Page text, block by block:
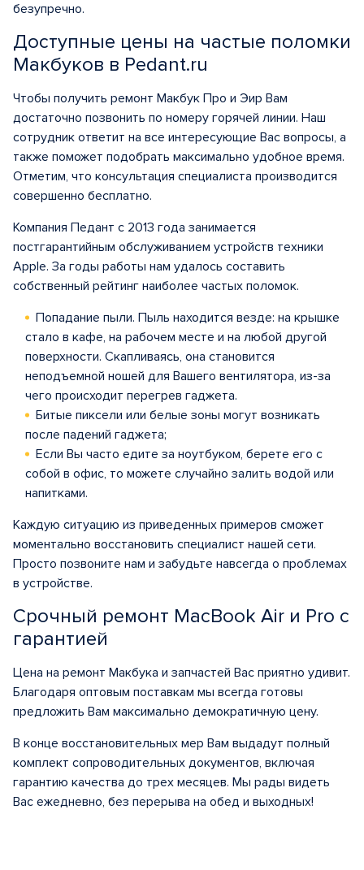
безупречно.
Доступные цены на частые поломки
Макбуков в Pedant.ru
Чтобы получить ремонт Макбук Про и Эир Вам
достаточно позвонить по номеру горячей линии. Наш
сотрудник ответит на все интересующие Вас вопросы, а
также поможет подобрать максимально удобное время.
Отметим, что консультация специалиста производится
совершенно бесплатно.
Компания Педант с 2013 года занимается
постгарантийным обслуживанием устройств техники
Apple. За годы работы нам удалось составить
собственный рейтинг наиболее частых поломок.
Попадание пыли. Пыль находится везде: на крышке
стало в кафе, на рабочем месте и на любой другой
поверхности. Скапливаясь, она становится
неподъемной ношей для Вашего вентилятора, из-за
чего происходит перегрев гаджета.
Битые пиксели или белые зоны могут возникать
после падений гаджета;
Если Вы часто едите за ноутбуком, берете его с
собой в офис, то можете случайно залить водой или
напитками.
Каждую ситуацию из приведенных примеров сможет
моментально восстановить специалист нашей сети.
Просто позвоните нам и забудьте навсегда о проблемах
в устройстве.
Срочный ремонт MacBook Air и Pro с
гарантией
Цена на ремонт Макбука и запчастей Вас приятно удивит.
Благодаря оптовым поставкам мы всегда готовы
предложить Вам максимально демократичную цену.
В конце восстановительных мер Вам выдадут полный
комплект сопроводительных документов, включая
гарантию качества до трех месяцев. Мы рады видеть
Вас ежедневно, без перерыва на обед и выходных!